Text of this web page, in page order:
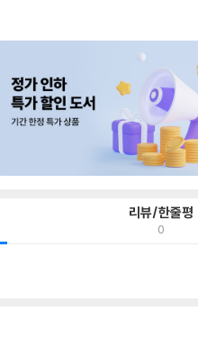
리뷰/한줄평
0